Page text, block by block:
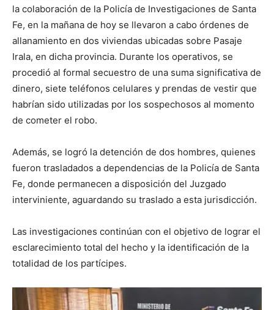
la colaboración de la Policía de Investigaciones de Santa
Fe, en la mañana de hoy se llevaron a cabo órdenes de
allanamiento en dos viviendas ubicadas sobre Pasaje
Irala, en dicha provincia. Durante los operativos, se
procedió al formal secuestro de una suma significativa de
dinero, siete teléfonos celulares y prendas de vestir que
habrían sido utilizadas por los sospechosos al momento
de cometer el robo.
Además, se logró la detención de dos hombres, quienes
fueron trasladados a dependencias de la Policía de Santa
Fe, donde permanecen a disposición del Juzgado
interviniente, aguardando su traslado a esta jurisdicción.
Las investigaciones continúan con el objetivo de lograr el
esclarecimiento total del hecho y la identificación de la
totalidad de los partícipes.